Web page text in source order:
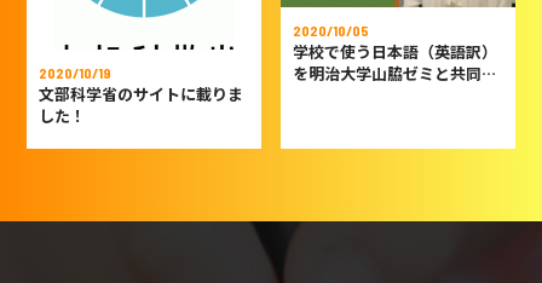
2020/10/19
文部科学省のサイトに載りま
した！
2020/10/05
学校で使う日本語（英語訳）
を明治大学山脇ゼミと共同で